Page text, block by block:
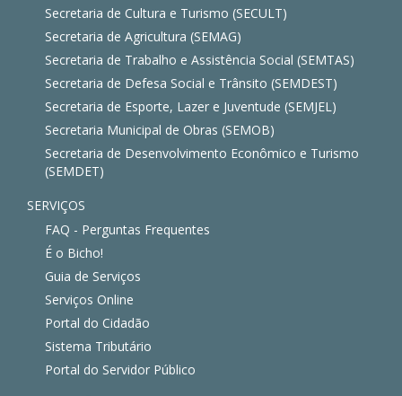
Secretaria de Cultura e Turismo (SECULT)
Secretaria de Agricultura (SEMAG)
Secretaria de Trabalho e Assistência Social (SEMTAS)
Secretaria de Defesa Social e Trânsito (SEMDEST)
Secretaria de Esporte, Lazer e Juventude (SEMJEL)
Secretaria Municipal de Obras (SEMOB)
Secretaria de Desenvolvimento Econômico e Turismo
(SEMDET)
SERVIÇOS
FAQ - Perguntas Frequentes
É o Bicho!
Guia de Serviços
Serviços Online
Portal do Cidadão
Sistema Tributário
Portal do Servidor Público